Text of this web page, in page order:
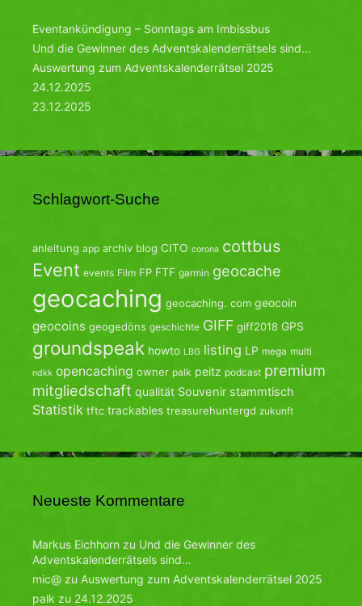
Eventankündigung – Sonntags am Imbissbus
Und die Gewinner des Adventskalenderrätsels sind…
Auswertung zum Adventskalenderrätsel 2025
24.12.2025
23.12.2025
Schlagwort-Suche
anleitung app archiv blog CITO corona cottbus
Event events Film FP FTF garmin geocache
geocaching geocaching. com geocoin
geocoins geogedöns geschichte GIFF giff2018 GPS
groundspeak howto LBG listing LP mega multi
ndkk opencaching owner palk peitz podcast premium
mitgliedschaft qualität Souvenir stammtisch
Statistik tftc trackables treasurehuntergd zukunft
Neueste Kommentare
Markus Eichhorn zu Und die Gewinner des
Adventskalenderrätsels sind…
mic@ zu Auswertung zum Adventskalenderrätsel 2025
palk zu 24.12.2025